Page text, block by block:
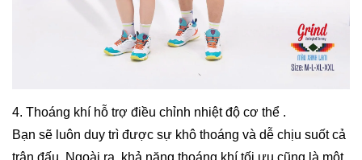
4. Thoáng khí hỗ trợ điều chỉnh nhiệt độ cơ thể .
Bạn sẽ luôn duy trì được sự khô thoáng và dễ chịu suốt cả
trận đấu. Ngoài ra, khả năng thoáng khí tối ưu cũng là một